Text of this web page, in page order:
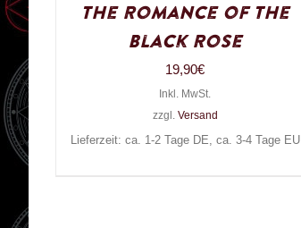
The Romance of the
Black Rose
19,90€
Inkl. MwSt.
zzgl. Versand
Lieferzeit: ca. 1-2 Tage DE, ca. 3-4 Tage EU